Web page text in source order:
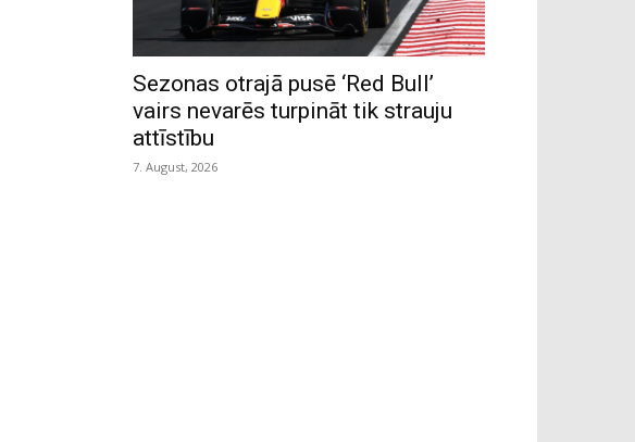
Sezonas otrajā pusē ‘Red Bull’
vairs nevarēs turpināt tik strauju
attīstību
7. August, 2026